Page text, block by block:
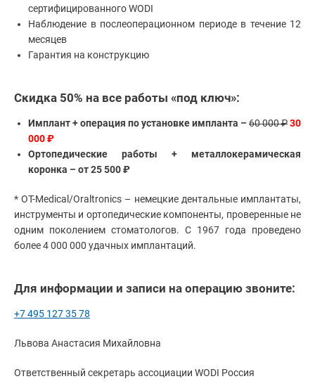
сертифицированного WODI
Наблюдение в послеоперационном периоде в течение 12
месяцев
Гарантия на конструкцию
Скидка 50% на все работы «под ключ»:
Имплант + операция по установке импланта – 60 000 ₽30
000 ₽
Ортопедические работы + металлокерамическая
коронка – от 25 500 ₽
* OT-Мedical/Oraltronics – немецкие дентальные имплантаты,
инструменты и ортопедические компоненты, проверенные не
одним поколением стоматологов. С 1967 года проведено
более 4 000 000 удачных имплантаций.
Для информации и записи на операцию звоните:
+7 495 127 35 78
Львова Анастасия Михайловна
Ответственный секретарь ассоциации WODI Россия
Протезирование
зубов
стоматология
Исправление